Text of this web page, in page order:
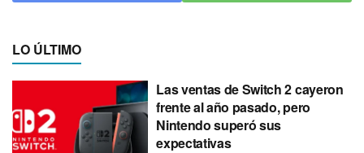
LO ÚLTIMO
Las ventas de Switch 2 cayeron
frente al año pasado, pero
Nintendo superó sus
expectativas